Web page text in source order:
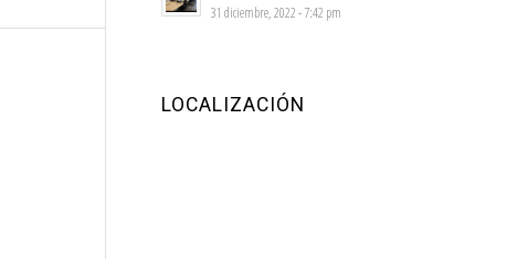
31 diciembre, 2022 - 7:42 pm
LOCALIZACIÓN